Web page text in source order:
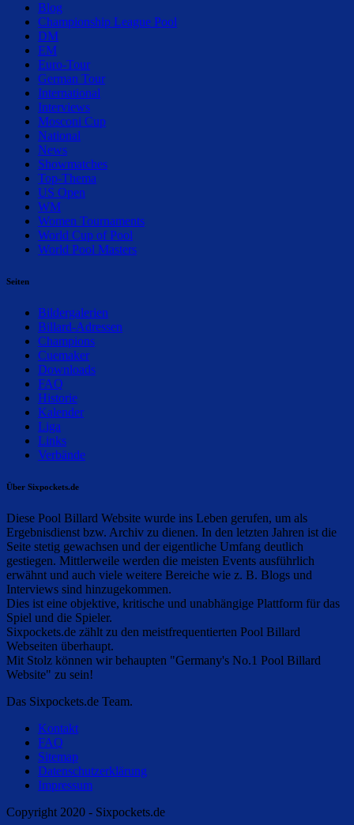
Blog
Championship League Pool
DM
EM
Euro-Tour
German Tour
International
Interviews
Mosconi Cup
National
News
Showmatches
Top-Thema
US Open
WM
Women Tournaments
World Cup of Pool
World Pool Masters
Seiten
Bildergalerien
Billard-Adressen
Champions
Cuemaker
Downloads
FAQ
Historie
Kalender
Liga
Links
Verbände
Über Sixpockets.de
Diese Pool Billard Website wurde ins Leben gerufen, um als
Ergebnisdienst bzw. Archiv zu dienen. In den letzten Jahren ist die
Seite stetig gewachsen und der eigentliche Umfang deutlich
gestiegen. Mittlerweile werden die meisten Events ausführlich
erwähnt und auch viele weitere Bereiche wie z. B. Blogs und
Interviews sind hinzugekommen.
Dies ist eine objektive, kritische und unabhängige Plattform für das
Spiel und die Spieler.
Sixpockets.de zählt zu den meistfrequentierten Pool Billard
Webseiten überhaupt.
Mit Stolz können wir behaupten "Germany's No.1 Pool Billard
Website" zu sein!
Das Sixpockets.de Team.
Kontakt
FAQ
Sitemap
Datenschutzerklärung
Impressum
Copyright 2020 - Sixpockets.de